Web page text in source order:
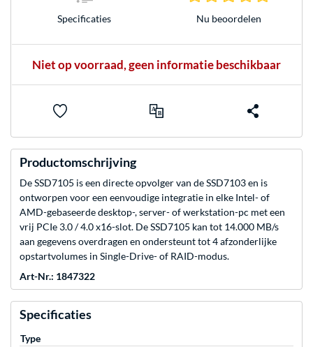
Specificaties Nu beoordelen
Niet op voorraad, geen informatie beschikbaar
Productomschrijving
De SSD7105 is een directe opvolger van de SSD7103 en is
ontworpen voor een eenvoudige integratie in elke Intel- of
AMD-gebaseerde desktop-, server- of werkstation-pc met een
vrij PCIe 3.0 / 4.0 x16-slot. De SSD7105 kan tot 14.000 MB/s
aan gegevens overdragen en ondersteunt tot 4 afzonderlijke
opstartvolumes in Single-Drive- of RAID-modus.
Art-Nr.: 1847322
Specificaties
Type